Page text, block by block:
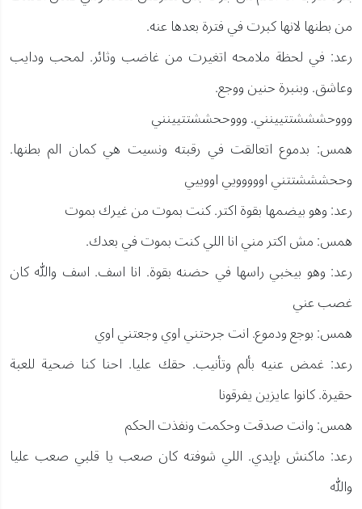
من بطنها لانها كبرت في فترة بعدها عنه.
رعد: في لحظة ملامحه اتغيرت من غاضب وثائر. لمحب ودايب
وعاشق. وبنبرة حنين ووجع.
وووحشششتتيينني. وووححششتتيينني
همس: بدموع اتعالقت في رقبته ونسيت هي كمان الم بطنها.
وححشششتتني اووووويي اووييي
رعد: وهو بيضمها بقوة اكتر. كنت بموت من غيرك بموت
همس: مش اكتر مني انا اللي كنت بموت في بعدك.
رعد: وهو بيخبي راسها في حضنه بقوة. انا اسف. اسف والله كان
غصب عني
همس: بوجع ودموع. انت جرحتني اوي وجعتني اوي
رعد: غمض عنيه بألم وتأنيب. حقك عليا. احنا كنا ضحية للعبة
حقيرة. كانوا عايزين يفرقونا
همس: وانت صدقت وحكمت ونفذت الحكم
رعد: ماكنش بإيدي. اللي شوفته كان صعب يا قلبي صعب عليا
والله